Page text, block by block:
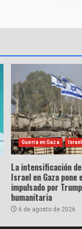
Guerra en Gaza Israel
La intensificación
Israel en Gaza
impulsado por
humanitaria
6 de agosto de 2026